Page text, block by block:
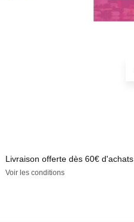
Livraison offerte dès 60€ d'achats
Voir les conditions